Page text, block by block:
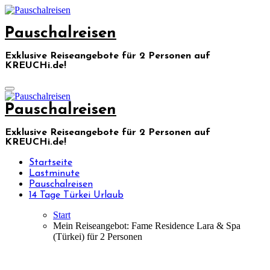
Skip
content
Pauschalreisen
Exklusive Reiseangebote für 2 Personen auf
KREUCHi.de!
Pauschalreisen
Exklusive Reiseangebote für 2 Personen auf
KREUCHi.de!
Startseite
Lastminute
Pauschalreisen
14 Tage Türkei Urlaub
Start
Mein Reiseangebot: Fame Residence Lara & Spa
(Türkei) für 2 Personen